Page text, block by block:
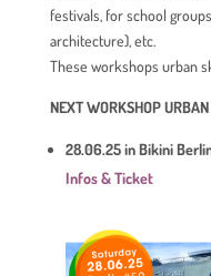
festivals, for school
architecture), etc.
These workshops urban
NEXT WORKSHOP
28.06.25 in Bikini
Infos &Ticket